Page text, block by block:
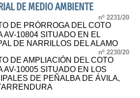
DE MEDIO AMBIENTE
nº 2231/20
DE PRÓRROGA DEL COTO
AV-10804 SITUADO EN EL
DE NARRILLOS DEL ALAMO
nº 2230/20
DE AMPLIACIÓN DEL COTO
AV-10005 SITUADO EN LOS
DE PEÑALBA DE ÁVILA,